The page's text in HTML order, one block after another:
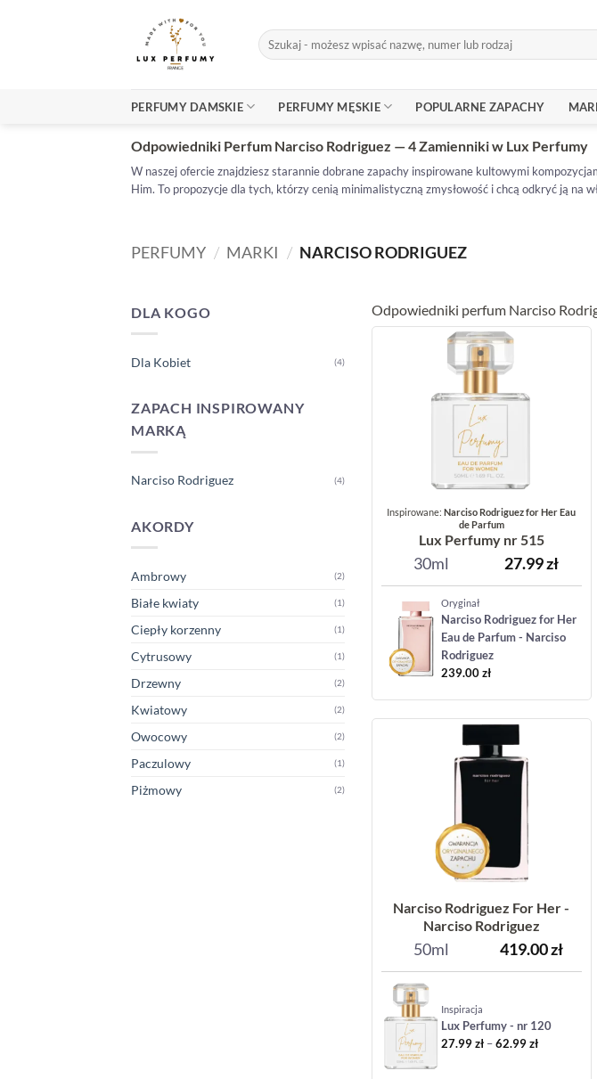
Szukaj:
PERFUMY DAMSKIE PERFUMY MĘSKIE POPULARNE ZAPACHY
Odpowiedniki Perfum Narciso Rodriguez — 4 Zamienniki w Lux Perfumy
W naszej ofercie znajdziesz starannie dobrane zapachy inspirowane kultowymi
Him. To propozycje dla tych, którzy cenią minimalistyczną zmysłowość i chcą odkryć ją na
PERFUMY / MARKI / NARCISO RODRIGUEZ
DLA KOGO
Dla Kobiet (4)
ZAPACH INSPIROWANY
MARKĄ
Narciso Rodriguez (4)
AKORDY
Ambrowy (2)
Białe kwiaty (1)
Ciepły korzenny (1)
Cytrusowy (1)
Drzewny (2)
Kwiatowy (2)
Owocowy (2)
Paczulowy (1)
Piżmowy (2)
Odpowiedniki perfum Narciso
Inspirowane:Narciso Rodriguez for Her Eau
de Parfum
Lux Perfumy nr 515
30ml 27.99zł
Oryginał
Narciso Rodriguez for Her
Eau de Parfum - Narciso
Rodriguez
239.00zł
Narciso Rodriguez For Her -
Narciso Rodriguez
50ml 419.00zł
Inspiracja
Lux Perfumy - nr 120
27.99zł – 62.99złZakres